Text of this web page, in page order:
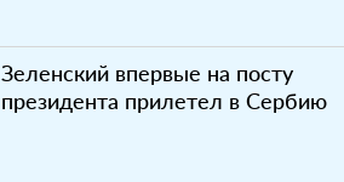
Зеленский впервые на посту
президента прилетел в Сербию